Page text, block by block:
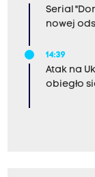
Serial
nowej
14:39
Atak na
obiegło